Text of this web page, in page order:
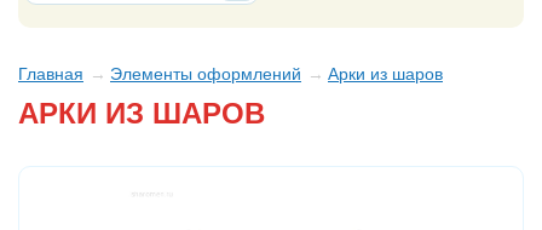
Главная Элементы оформлений Арки из шаров
АРКИ ИЗ ШАРОВ